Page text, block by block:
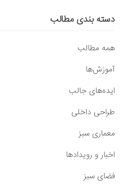
دسته بندی مطالب
همه مطالب
آموزش‌ها
ایده‌های جالب
طراحی داخلی
معماری سبز
اخبار و رویدادها
فضای سبز